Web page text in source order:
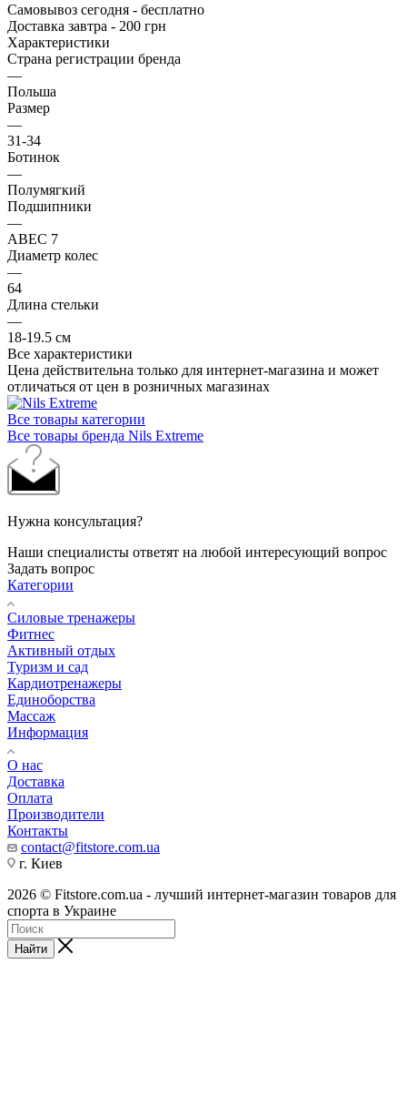
Самовывоз сегодня - бесплатно
Доставка завтра - 200 грн
Характеристики
Страна регистрации бренда
—
Польша
Размер
—
31-34
Ботинок
—
Полумягкий
Подшипники
—
ABEC 7
Диаметр колес
—
64
Длина стельки
—
18-19.5 см
Все характеристики
Цена действительна только для интернет-магазина и может
отличаться от цен в розничных магазинах
Все товары категории
Все товары бренда Nils Extreme
Нужна консультация?
Наши специалисты ответят на любой интересующий вопрос
Задать вопрос
Категории
Силовые тренажеры
Фитнес
Активный отдых
Туризм и сад
Кардиотренажеры
Единоборства
Массаж
Информация
О нас
Доставка
Оплата
Производители
Контакты
contact@fitstore.com.ua
г. Киев
2026 © Fitstore.com.ua - лучший интернет-магазин товаров для
спорта в Украине
Найти